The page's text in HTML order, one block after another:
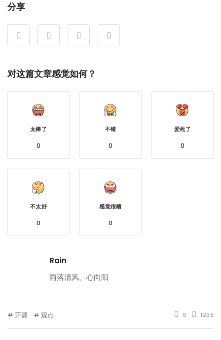
分享
对这篇文章感觉如何？
太棒了
0
不错
0
爱死了
0
不太好
0
感觉很糟
0
Rain
雨落清风。心向阳
开源 观点 0 1238